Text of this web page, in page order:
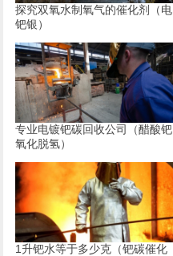
探究双氧水制氧气的催化剂（电
钯银）
专业电镀钯碳回收公司（醋酸钯
氧化脱氢）
1升钯水等于多少克（钯碳催化